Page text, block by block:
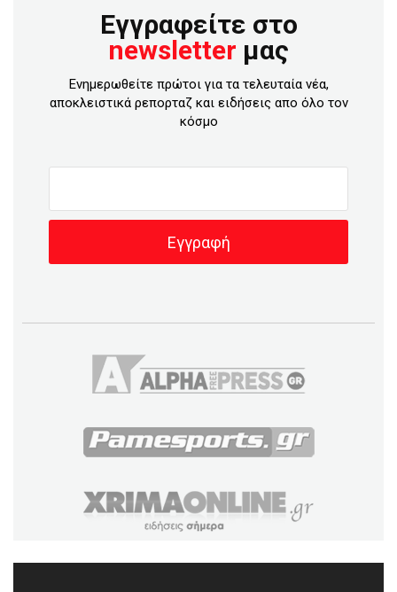
Εγγραφείτε στο
newsletter μας
Ενημερωθείτε πρώτοι για τα τελευταία νέα,
αποκλειστικά ρεπορταζ και ειδήσεις απο όλο τον
κόσμο